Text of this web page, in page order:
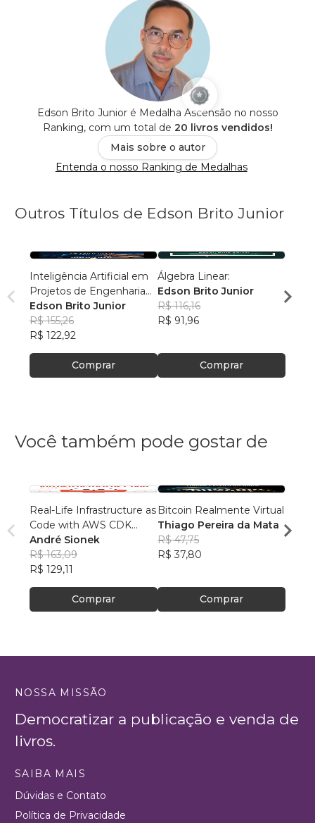
Edson Brito Junior é Medalha Ascensão no nosso
Ranking, com um total de 20 livros vendidos!
Mais sobre o autor
Entenda o nosso Ranking de Medalhas
Outros Títulos de Edson Brito Junior
Inteligência Artificial em
Projetos de Engenharia
Elétrica
Edson Brito Junior
R$ 155,26
R$ 122,92
Comprar
Álgebra Linear:
Edson Brito Junior
R$ 116,16
R$ 91,96
Comprar
Ação:
Você também pode gostar de
Real-Life Infrastructure as
Code with AWS CDK
(B&W Edition)
André Sionek
R$ 163,09
R$ 129,11
Comprar
Bitcoin Realmente Virtual
Thiago Pereira da Mata
R$ 47,75
R$ 37,80
Comprar
NOSSA MISSÃO
Democratizar a publicação e venda de
livros.
SAIBA MAIS
Dúvidas e Contato
Política de Privacidade